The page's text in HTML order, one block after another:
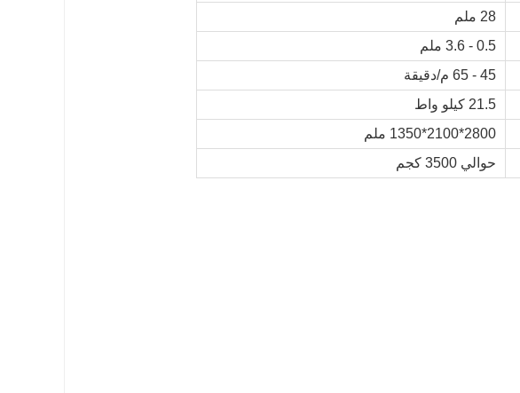
28 ملم
0.5 - 3.6 ملم
45 - 65 م/دقيقة
21.5 كيلو واط
2800*2100*1350 ملم
حوالي 3500 كجم